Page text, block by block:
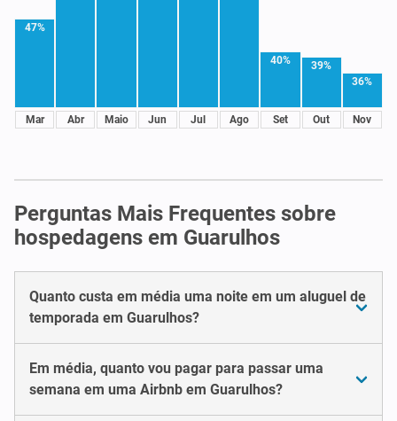
47%
Mar Abr Maio Jun Jul Ago
40%
Set
39%
Out
36%
Nov
Perguntas Mais Frequentes sobre
hospedagens em Guarulhos
Quanto custa em média uma noite em um aluguel de
temporada em Guarulhos?
Em média, quanto vou pagar para passar uma
semana em uma Airbnb em Guarulhos?